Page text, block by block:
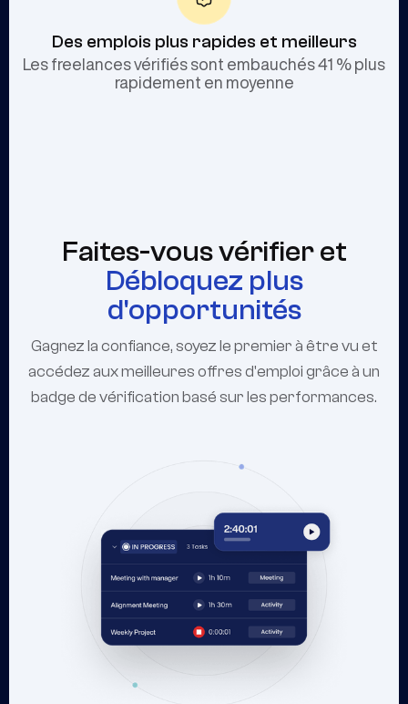
Des emplois plus rapides et meilleurs
Les freelances vérifiés sont embauchés 41 % plus
rapidement en moyenne
Faites-vous vérifier et
Débloquez plus
d'opportunités
Gagnez la confiance, soyez le premier à être vu et
accédez aux meilleures offres d'emploi grâce à un
badge de vérification basé sur les performances.